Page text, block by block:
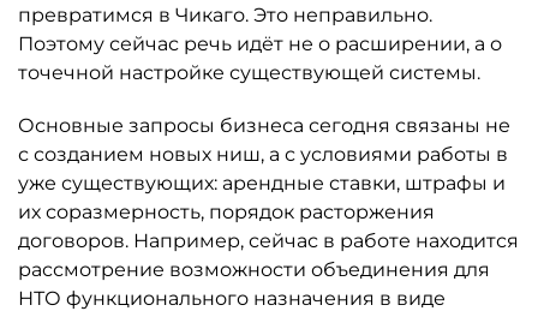
превратимся в Чикаго. Это неправильно.
Поэтому сейчас речь идёт не о расширении, а о
точечной настройке существующей системы.
Основные запросы бизнеса сегодня связаны не
с созданием новых ниш, а с условиями работы в
уже существующих: арендные ставки, штрафы и
их соразмерность, порядок расторжения
договоров. Например, сейчас в работе находится
рассмотрение возможности объединения для
НТО функционального назначения в виде